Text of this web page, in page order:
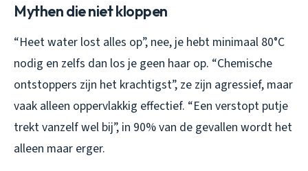
Mythen die niet kloppen
“Heet water lost alles op”, nee, je hebt minimaal 80°C
nodig en zelfs dan los je geen haar op. “Chemische
ontstoppers zijn het krachtigst”, ze zijn agressief, maar
vaak alleen oppervlakkig effectief. “Een verstopt putje
trekt vanzelf wel bij”, in 90% van de gevallen wordt het
alleen maar erger.